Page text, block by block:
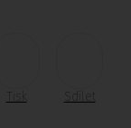
Tisk Sdílet